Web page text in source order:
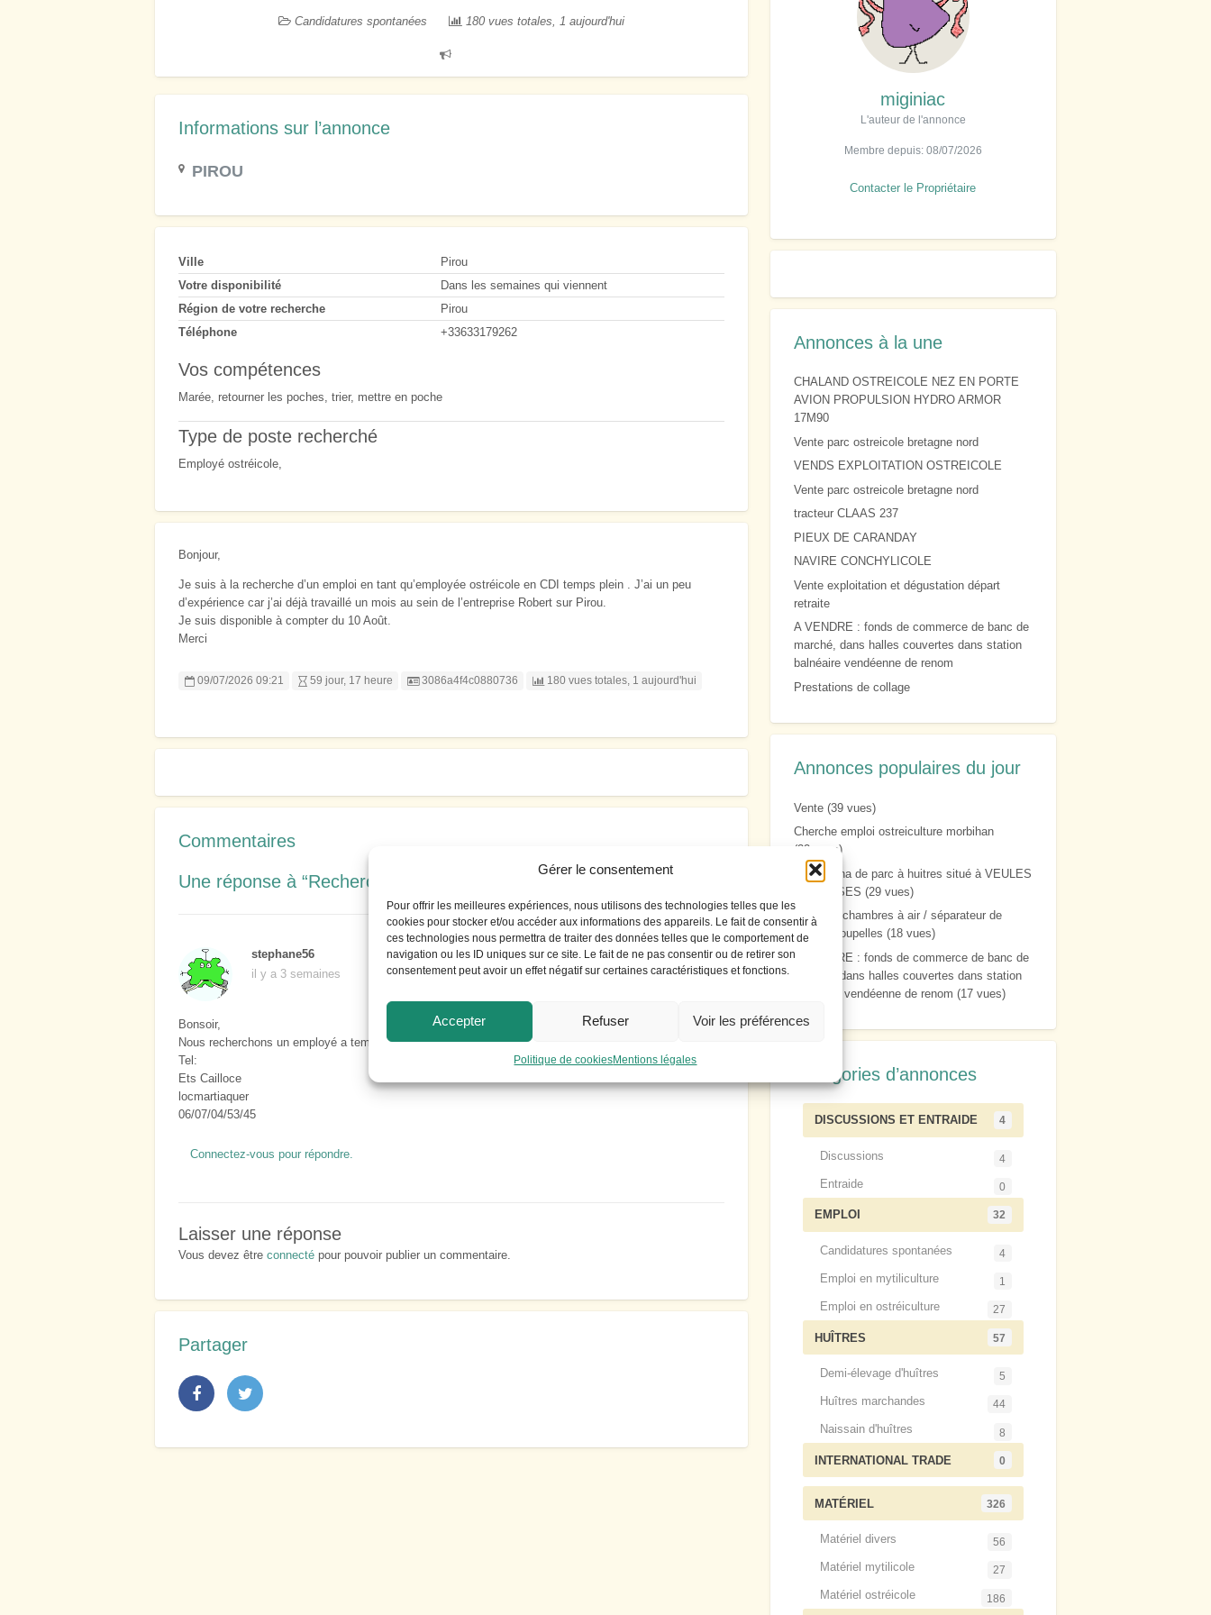
Gérer le consentement
Pour offrir les meilleures expériences, nous utilisons des technologies telles que les
cookies pour stocker et/ou accéder aux informations des appareils. Le fait de consentir à
ces technologies nous permettra de traiter des données telles que le comportement de
navigation ou les ID uniques sur ce site. Le fait de ne pas consentir ou de retirer son
consentement peut avoir un effet négatif sur certaines caractéristiques et fonctions.
Accepter Refuser Voir les préférences
Politique de cookiesMentions légales
Candidatures spontanées 180 vues totales, 1 aujourd'hui
Signaler
un
problème
Informations sur l’annonce
PIROU
Ville
Pirou
Votre disponibilité
Dans les semaines qui viennent
Région de votre recherche
Pirou
Téléphone
+33633179262
Vos compétences
Marée, retourner les poches, trier, mettre en poche
Type de poste recherché
Employé ostréicole,
Bonjour,
Je suis à la recherche d’un emploi en tant qu’employée ostréicole en CDI temps plein . J’ai un peu
d’expérience car j’ai déjà travaillé un mois au sein de l’entreprise Robert sur Pirou.
Je suis disponible à compter du 10 Août.
Merci
09/07/2026 09:21 59 jour, 17 heure Listing ID
3086a4f4c0880736 180 vues totales, 1 aujourd'hui
Commentaires
Une réponse à “Recherche emploi ostréicole”
stephane56
il y a 3 semaines
Bonsoir,
Nous recherchons un employé a temps plein .
Tel:
Ets Cailloce
locmartiaquer
06/07/04/53/45
Connectez-vous pour répondre.
Laisser une réponse
Vous devez êtreconnecté pour pouvoir publier un commentaire.
Partager
miginiac
L'auteur de l'annonce
Membre depuis: 08/07/2026
Contacter le Propriétaire
Annonces à la une
CHALAND OSTREICOLE NEZ EN PORTE
AVION PROPULSION HYDRO ARMOR
17M90
Vente parc ostreicole bretagne nord
VENDS EXPLOITATION OSTREICOLE
Vente parc ostreicole bretagne nord
tracteur CLAAS 237
PIEUX DE CARANDAY
NAVIRE CONCHYLICOLE
Vente exploitation et dégustation départ
retraite
A VENDRE : fonds de commerce de banc de
marché, dans halles couvertes dans station
balnéaire vendéenne de renom
Prestations de collage
Annonces populaires du jour
Vente(39 vues)
Cherche emploi ostreiculture morbihan
(32 vues)
vends 2 ha de parc à huitres situé à VEULES
LES ROSES (29 vues)
à donner chambres à air / séparateur de
tubes / coupelles (18 vues)
A VENDRE : fonds de commerce de banc de
marché, dans halles couvertes dans station
balnéaire vendéenne de renom (17 vues)
Catégories d’annonces
DISCUSSIONS ET ENTRAIDE 4
Discussions 4
Entraide 0
EMPLOI 32
Candidatures spontanées 4
Emploi en mytiliculture 1
Emploi en ostréiculture 27
HUÎTRES 57
Demi-élevage d'huîtres 5
Huîtres marchandes 44
Naissain d'huîtres 8
INTERNATIONAL TRADE 0
MATÉRIEL 326
Matériel divers 56
Matériel mytilicole 27
Matériel ostréicole 186